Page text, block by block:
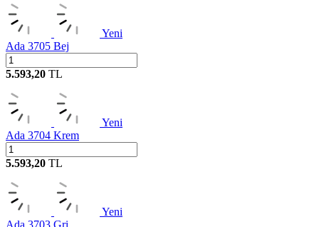
Yeni
Ada 3705 Bej
5.593,20 TL
Yeni
Ada 3704 Krem
5.593,20 TL
Yeni
Ada 3703 Gri